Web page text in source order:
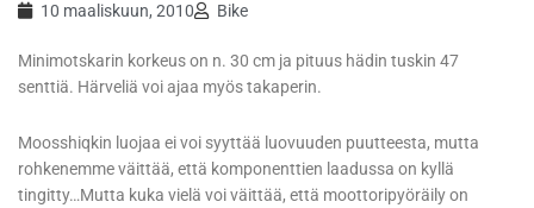
10 maaliskuun, 2010 Bike
Minimotskarin korkeus on n. 30 cm ja pituus hädin tuskin 47
senttiä. Härveliä voi ajaa myös takaperin.
Moosshiqkin luojaa ei voi syyttää luovuuden puutteesta, mutta
rohkenemme väittää, että komponenttien laadussa on kyllä
tingitty…Mutta kuka vielä voi väittää, että moottoripyöräily on